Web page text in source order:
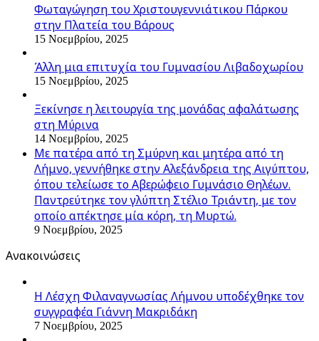
Φωταγώγηση του Χριστουγεννιάτικου Πάρκου
στην Πλατεία του Βάρους
15 Νοεμβρίου, 2025
Άλλη μια επιτυχία του Γυμνασίου Λιβαδοχωρίου
15 Νοεμβρίου, 2025
Ξεκίνησε η λειτουργία της μονάδας αφαλάτωσης
στη Μύρινα
14 Νοεμβρίου, 2025
Με πατέρα από τη Σμύρνη και μητέρα από τη
Λήμνο, γεννήθηκε στην Αλεξάνδρεια της Αιγύπτου,
όπου τελείωσε το Αβερώφειο Γυμνάσιο Θηλέων.
Παντρεύτηκε τον γλύπτη Στέλιο Τριάντη, με τον
οποίο απέκτησε μία κόρη, τη Μυρτώ.
9 Νοεμβρίου, 2025
Ανακοινώσεις
Η Λέσχη Φιλαναγνωσίας Λήμνου υποδέχθηκε τον
συγγραφέα Γιάννη Μακριδάκη
7 Νοεμβρίου, 2025